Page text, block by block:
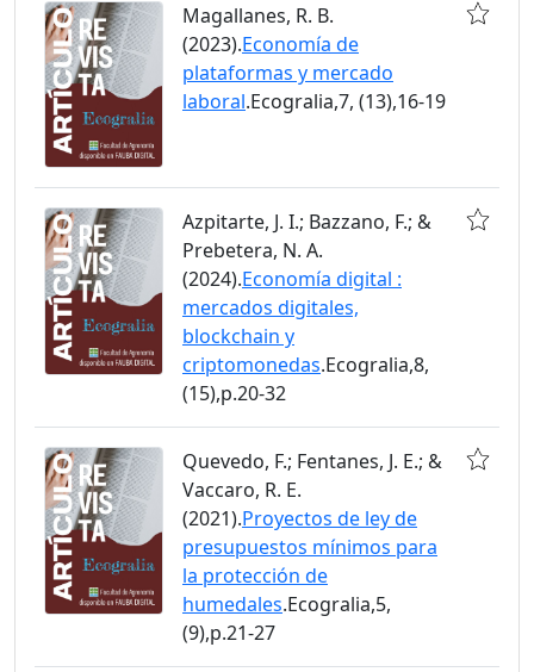
Magallanes, R. B.
(2023).Economía de
plataformas y mercado
laboral.Ecogralia,7, (13),16-19
Azpitarte, J. I.; Bazzano, F.; &
Prebetera, N. A.
(2024).Economía digital :
mercados digitales,
blockchain y
criptomonedas.Ecogralia,8,
(15),p.20-32
Quevedo, F.; Fentanes, J. E.; &
Vaccaro, R. E.
(2021).Proyectos de ley de
presupuestos mínimos para
la protección de
humedales.Ecogralia,5,
(9),p.21-27